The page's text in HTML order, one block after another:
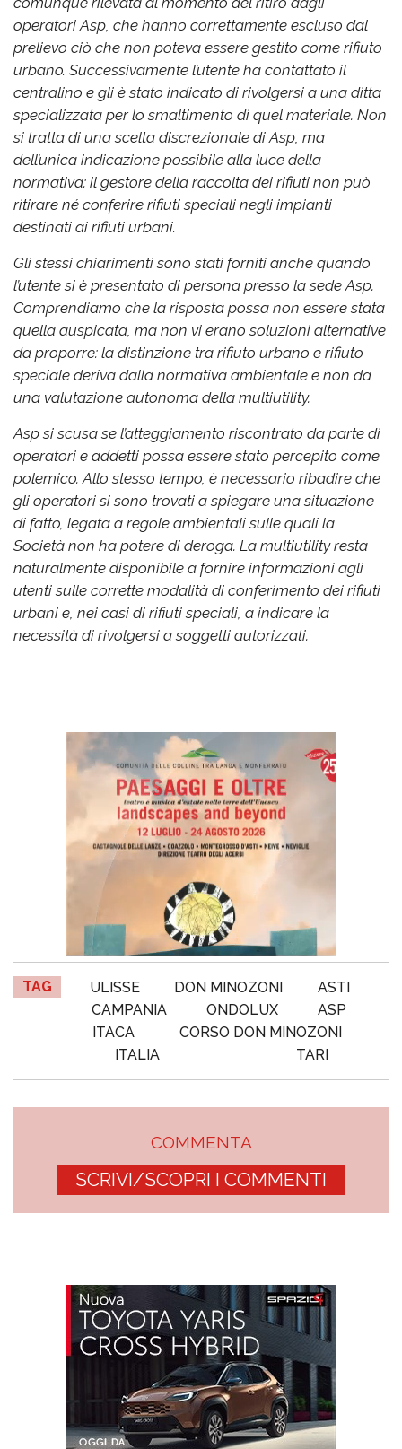
operatori Asp, che hanno correttamente escluso dal
prelievo ciò che non poteva essere gestito come rifiuto
urbano. Successivamente l’utente ha contattato il
centralino e gli è stato indicato di rivolgersi a una ditta
specializzata per lo smaltimento di quel materiale. Non
si tratta di una scelta discrezionale di Asp, ma
dell’unica indicazione possibile alla luce della
normativa: il gestore della raccolta dei rifiuti non può
ritirare né conferire rifiuti speciali negli impianti
destinati ai rifiuti urbani.
Gli stessi chiarimenti sono stati forniti anche quando
l’utente si è presentato di persona presso la sede Asp.
Comprendiamo che la risposta possa non essere stata
quella auspicata, ma non vi erano soluzioni alternative
da proporre: la distinzione tra rifiuto urbano e rifiuto
speciale deriva dalla normativa ambientale e non da
una valutazione autonoma della multiutility.
Asp si scusa se l’atteggiamento riscontrato da parte di
operatori e addetti possa essere stato percepito come
polemico. Allo stesso tempo, è necessario ribadire che
gli operatori si sono trovati a spiegare una situazione
di fatto, legata a regole ambientali sulle quali la
Società non ha potere di deroga. La multiutility resta
naturalmente disponibile a fornire informazioni agli
utenti sulle corrette modalità di conferimento dei rifiuti
urbani e, nei casi di rifiuti speciali, a indicare la
necessità di rivolgersi a soggetti autorizzati.
TAG ULISSE DON MINOZONI
ASTI
CAMPANIA
ONDOLUX
ASP
ITACA
CORSO DON MINOZONI
ITALIA
TARI
COMMENTA
SCRIVI/SCOPRI I COMMENTI